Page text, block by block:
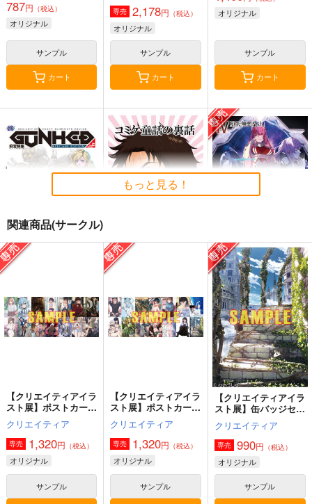
787円 （税込）
オリジナル
サンプル
カート
専売 2,178円 （税込）
オリジナル
サンプル
カート
オリジナル
サンプル
カート
麻宮騎亜ヘリテージエ
ディション「ガンヘッ
4,235円（税込）
オリジナル
ガンヘッド
ニム
コミケ童話の裏話総集
編4
1,540円（税込）
オリジナル メロス
黒白のアヴェスター 4
神座万象・第十四機
関
専売 3,144円（税込）
オリジナル
サンプル
カート
もっと見る！
関連商品(サークル)
【クリエイティアイラ
スト展】ポストカード
セット B
クリエイティア
専売 1,320円 （税込）
オリジナル
サンプル
【クリエイティアイラ
スト展】ポストカード
セット A
クリエイティア
専売 1,320円 （税込）
オリジナル
サンプル
【クリエイティアイラ
スト展】缶バッジセッ
ト わいっしゅ
クリエイティア
専売 990円 （税込）
オリジナル
サンプル